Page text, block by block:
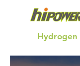
Hydrogen